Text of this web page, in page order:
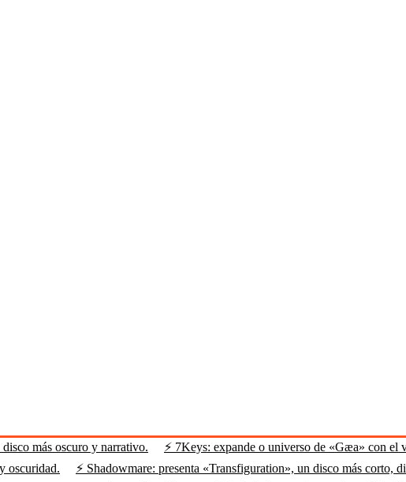
más oscuro y narrativo. ⚡ 7Keys: expande o universo de «Gæa» con el
oscuridad.
⚡ Shadowmare: presenta «Transfiguration», un disco más corto,